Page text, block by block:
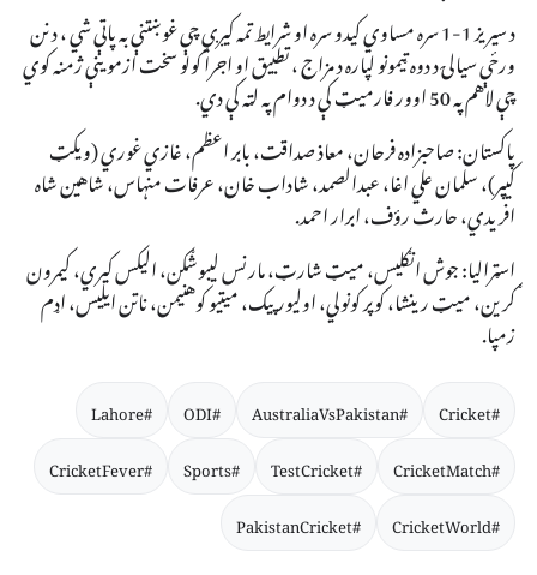
د سیریز 1-1 سره مساوي کیدو سره او شرایط تمه کیږي چې غوښتنې به پاتې شي ، د نن
ورځې سیالۍ د دوه ټیمونو لپاره د مزاج ، تطبیق او اجرا کولو سخت ازموینې ژمنه کوي
چې لاهم په 50 اوور فارمیټ کې د دوام په لټه کې دي.
پاکستان: صاحبزاده فرحان، معاذ صداقت، بابر اعظم، غازي غوري (ويکټ
کيپر)، سلمان علي اغا، عبدالصمد، شاداب خان، عرفات منہاس، شاهين شاه
افريدي، حارث رؤف، ابرار احمد.
اسټرالیا: جوش انګلیس، میټ شارټ، مارنس لیبوشګن، الیکس کیري، کیمرون
ګرین، میټ رینشا، کوپر کونولي، اولیور پیک، میتیو کوهنیمن، ناتن ایلیس، اډم
زمپا.
#Cricket
#AustraliaVsPakistan
#ODI
#Lahore
#CricketMatch
#TestCricket
#Sports
#CricketFever
#CricketWorld
#PakistanCricket